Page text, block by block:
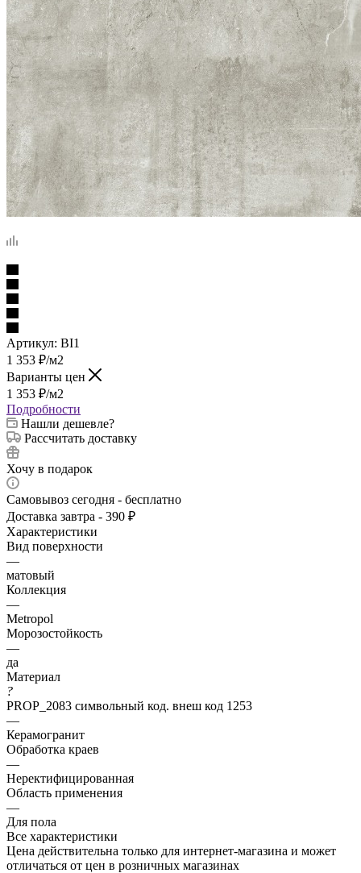
Артикул: BI1
1 353 ₽/м2
Варианты цен
1 353 ₽/м2
Подробности
Нашли дешевле?
Рассчитать доставку
Хочу в подарок
Самовывоз сегодня - бесплатно
Доставка завтра - 390 ₽
Характеристики
Вид поверхности
—
матовый
Коллекция
—
Metropol
Морозостойкость
—
да
Материал
?
PROP_2083 символьный код. внеш код 1253
—
Керамогранит
Обработка краев
—
Неректифицированная
Область применения
—
Для пола
Все характеристики
Цена действительна только для интернет-магазина и может
отличаться от цен в розничных магазинах